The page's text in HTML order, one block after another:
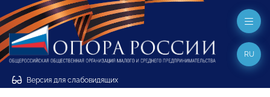
Версия для слабовидящих
RU